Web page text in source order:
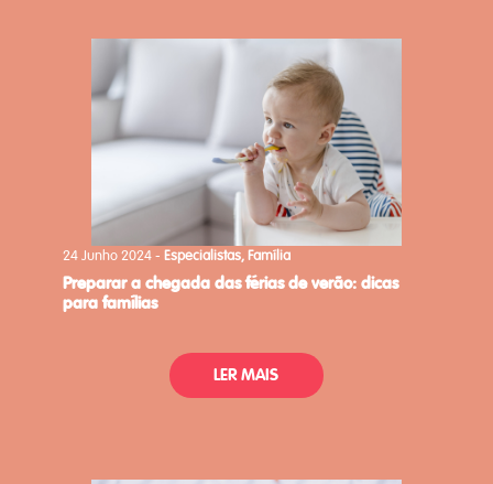
24 Junho 2024 -Especialistas, Família
preparar a chegada das férias de verão: dicas
para famílias
LER MAIS